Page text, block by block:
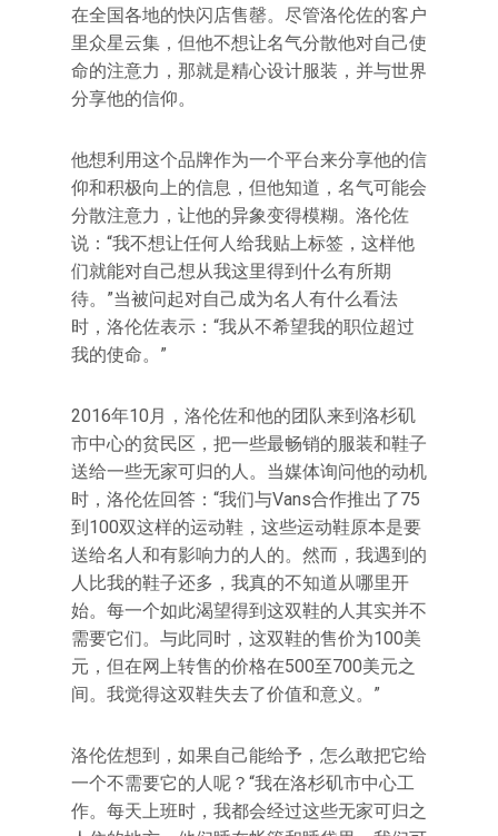
在全国各地的快闪店售罄。尽管洛伦佐的客户
里众星云集，但他不想让名气分散他对自己使
命的注意力，那就是精心设计服装，并与世界
分享他的信仰。
他想利用这个品牌作为一个平台来分享他的信
仰和积极向上的信息，但他知道，名气可能会
分散注意力，让他的异象变得模糊。洛伦佐
说：“我不想让任何人给我贴上标签，这样他
们就能对自己想从我这里得到什么有所期
待。”当被问起对自己成为名人有什么看法
时，洛伦佐表示：“我从不希望我的职位超过
我的使命。”
2016年10月，洛伦佐和他的团队来到洛杉矶
市中心的贫民区，把一些最畅销的服装和鞋子
送给一些无家可归的人。当媒体询问他的动机
时，洛伦佐回答：“我们与Vans合作推出了75
到100双这样的运动鞋，这些运动鞋原本是要
送给名人和有影响力的人的。然而，我遇到的
人比我的鞋子还多，我真的不知道从哪里开
始。每一个如此渴望得到这双鞋的人其实并不
需要它们。与此同时，这双鞋的售价为100美
元，但在网上转售的价格在500至700美元之
间。我觉得这双鞋失去了价值和意义。”
洛伦佐想到，如果自己能给予，怎么敢把它给
一个不需要它的人呢？“我在洛杉矶市中心工
作。每天上班时，我都会经过这些无家可归之